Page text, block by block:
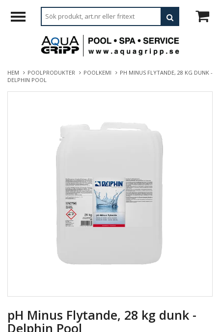
HEM POOLPRODUKTER POOLKEMI
PH MINUS FLYTANDE, 28 KG DUNK -
DELPHIN POOL
pH Minus Flytande, 28 kg dunk -
Delphin Pool